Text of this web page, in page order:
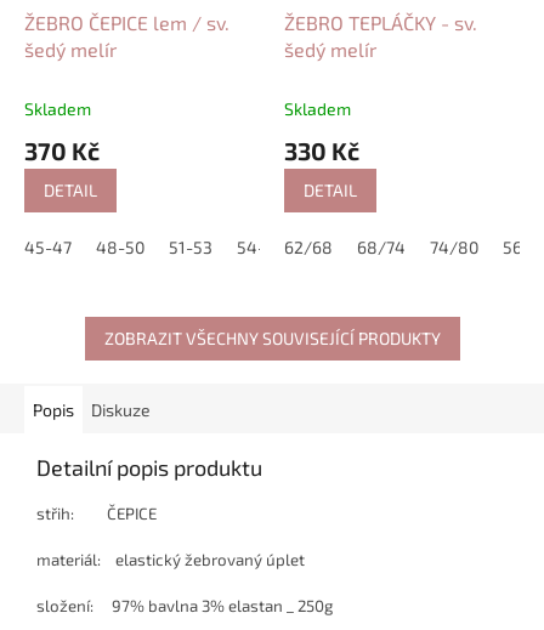
ŽEBRO ČEPICE lem / sv.
šedý melír
Skladem
370 Kč
DETAIL
45-47 48-50 51-53 54-56
ŽEBRO TEPLÁČKY - sv.
šedý melír
Skladem
330 Kč
DETAIL
62/68 68/74 74/80 56/
ZOBRAZIT VŠECHNY SOUVISEJÍCÍ PRODUKTY
Popis Diskuze
Detailní popis produktu
střih: ČEPICE
materiál: elastický žebrovaný úplet
složení: 97% bavlna 3% elastan _ 250g